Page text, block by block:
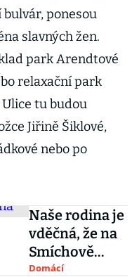
ponesou
slavných žen.
park Arendtové
relaxační park
tu budou
Jiřině Šiklové,
nebo po
Naše rodina je
vděčná, že na
Smíchově
bude třída
Domácí